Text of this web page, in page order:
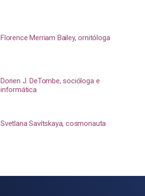
Florence Merriam Bailey, ornitóloga
Dorien J. DeTombe, socióloga e
informática
Svetlana Savítskaya, cosmonauta